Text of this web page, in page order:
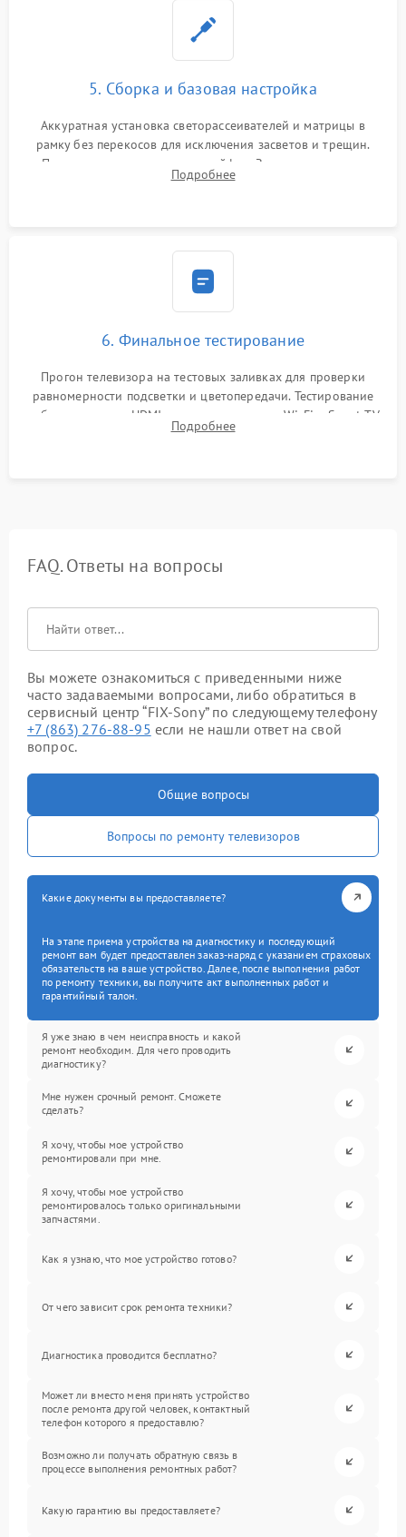
5. Сборка и базовая настройка
Аккуратная установка светорассеивателей и матрицы в
рамку без перекосов для исключения засветов и трещин.
Подключение внутренних шлейфов. Закрытие корпуса.
Сброс настроек и обновление программного обеспечения.
Подробнее
6. Финальное тестирование
Прогон телевизора на тестовых заливках для проверки
равномерности подсветки и цветопередачи. Тестирование
работы разъемов HDMI, динамиков, модуля Wi-Fi и Smart TV
в рабочем режиме в течение нескольких часов.
Подробнее
FAQ. Ответы на вопросы
Вы можете ознакомиться с приведенными ниже
часто задаваемыми вопросами, либо обратиться в
сервисный центр “FIX-Sony” по следующему телефону
+7 (863) 276-88-95 если не нашли ответ на свой
вопрос.
Общие вопросы
Вопросы по ремонту телевизоров
Какие документы вы предоставляете?
На этапе приема устройства на диагностику и последующий
ремонт вам будет предоставлен заказ-наряд с указанием страховых
обязательств на ваше устройство. Далее, после выполнения работ
по ремонту техники, вы получите акт выполненных работ и
гарантийный талон.
Я уже знаю в чем неисправность и какой
ремонт необходим. Для чего проводить
диагностику?
Мне нужен срочный ремонт. Сможете
сделать?
Я хочу, чтобы мое устройство
ремонтировали при мне.
Я хочу, чтобы мое устройство
ремонтировалось только оригинальными
запчастями.
Как я узнаю, что мое устройство готово?
От чего зависит срок ремонта техники?
Диагностика проводится бесплатно?
Может ли вместо меня принять устройство
после ремонта другой человек, контактный
телефон которого я предоставлю?
Возможно ли получать обратную связь в
процессе выполнения ремонтных работ?
Какую гарантию вы предоставляете?